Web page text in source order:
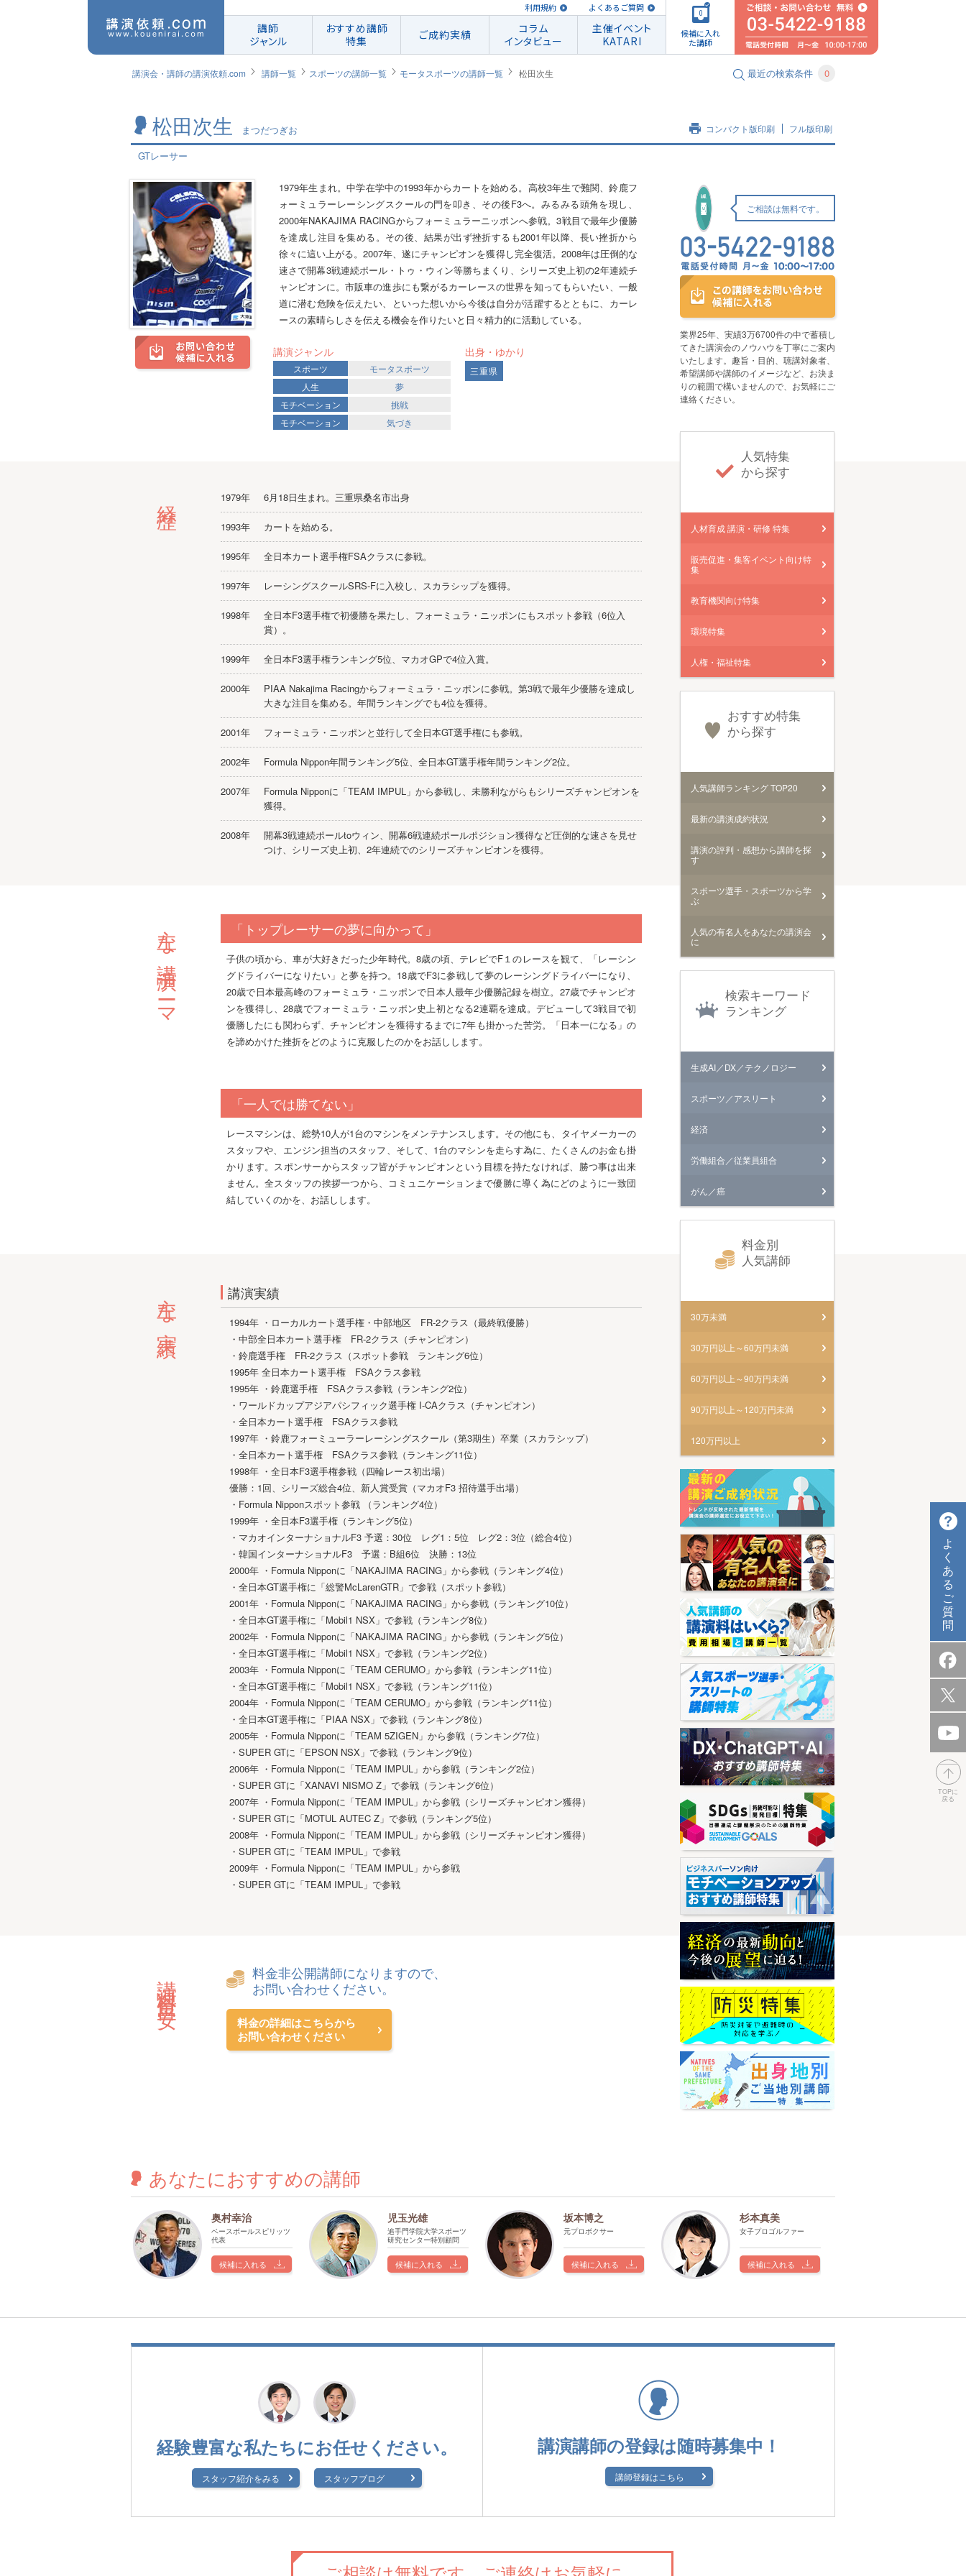
利用規約 よくあるご質問
講師
ジャンル
おすすめ講師
特集
ご成約実績
コラム
インタビュー
主催イベント
KATARI
0
候補に入れ
た講師
講演会・講師の講演依頼.com 講師一覧 スポーツの講師一覧 モータスポーツの講師一覧 松田次生 最近の検索条件 0
松田次生 まつだつぎお コンパクト版印刷 フル版印刷
GTレーサー
1979年生まれ。中学在学中の1993年からカートを始める。高校3年生で難関、鈴鹿フ
ォーミュラーレーシングスクールの門を叩き、その後F3へ。みるみる頭角を現し、
2000年NAKAJIMA RACINGからフォーミュラーニッポンへ参戦。3戦目で最年少優勝
を達成し注目を集める。その後、結果が出ず挫折するも2001年以降、長い挫折から
徐々に這い上がる。2007年、遂にチャンピオンを獲得し完全復活。2008年は圧倒的な
速さで開幕3戦連続ポール・トゥ・ウィン等勝ちまくり、シリーズ史上初の2年連続チ
ャンピオンに。市販車の進歩にも繋がるカーレースの世界を知ってもらいたい、一般
道に潜む危険を伝えたい、といった想いから今後は自分が活躍するとともに、カーレ
ースの素晴らしさを伝える機会を作りたいと日々精力的に活動している。
講演ジャンル
スポーツ
モータスポーツ
人生
夢
モチベーション
挑戦
モチベーション
気づき
出身・ゆかり
三重県
ご相談は無料です。
業界25年、実績3万6700件の中で蓄積し
てきた講演会のノウハウを丁寧にご案内
いたします。趣旨・目的、聴講対象者、
希望講師や講師のイメージなど、お決ま
りの範囲で構いませんので、お気軽にご
連絡ください。
人気特集
から探す
人材育成 講演・研修 特集
販売促進・集客イベント向け特
集
教育機関向け特集
環境特集
人権・福祉特集
おすすめ特集
から探す
人気講師ランキング TOP20
最新の講演成約状況
講演の評判・感想から講師を探
す
スポーツ選手・スポーツから学
ぶ
人気の有名人をあなたの講演会
に
検索キーワード
ランキング
生成AI／DX／テクノロジー
スポーツ／アスリート
経済
労働組合／従業員組合
がん／癌
料金別
人気講師
30万未満
30万円以上～60万円未満
60万円以上～90万円未満
90万円以上～120万円未満
120万円以上
1979年 6月18日生まれ。三重県桑名市出身
1993年 カートを始める。
1995年 全日本カート選手権FSAクラスに参戦。
1997年 レーシングスクールSRS-Fに入校し、スカラシップを獲得。
1998年
全日本F3選手権で初優勝を果たし、フォーミュラ・ニッポンにもスポット参戦（6位入
賞）。
1999年 全日本F3選手権ランキング5位、マカオGPで4位入賞。
2000年
PIAA Nakajima Racingからフォーミュラ・ニッポンに参戦。第3戦で最年少優勝を達成し
大きな注目を集める。年間ランキングでも4位を獲得。
2001年 フォーミュラ・ニッポンと並行して全日本GT選手権にも参戦。
2002年 Formula Nippon年間ランキング5位、全日本GT選手権年間ランキング2位。
2007年
Formula Nipponに「TEAM IMPUL」から参戦し、未勝利ながらもシリーズチャンピオンを
獲得。
2008年
開幕3戦連続ポールtoウィン、開幕6戦連続ポールポジション獲得など圧倒的な速さを見せ
つけ、シリーズ史上初、2年連続でのシリーズチャンピオンを獲得。
主な講演テーマ 「トップレーサーの夢に向かって」
子供の頃から、車が大好きだった少年時代。8歳の頃、テレビでF１のレースを観て、「レーシン
グドライバーになりたい」と夢を持つ。18歳でF3に参戦して夢のレーシングドライバーになり、
20歳で日本最高峰のフォーミュラ・ニッポンで日本人最年少優勝記録を樹立。27歳でチャンピオ
ンを獲得し、28歳でフォーミュラ・ニッポン史上初となる2連覇を達成。デビューして3戦目で初
優勝したにも関わらず、チャンピオンを獲得するまでに7年も掛かった苦労。「日本一になる」の
を諦めかけた挫折をどのように克服したのかをお話しします。
「一人では勝てない」
レースマシンは、総勢10人が1台のマシンをメンテナンスします。その他にも、タイヤメーカーの
スタッフや、エンジン担当のスタッフ、そして、1台のマシンを走らす為に、たくさんのお金も掛
かります。スポンサーからスタッフ皆がチャンピオンという目標を持たなければ、勝つ事は出来
ません。全スタッフの挨拶一つから、コミュニケーションまで優勝に導く為にどのように一致団
結していくのかを、お話しします。
主な実績 講演実績
1994年 ・ローカルカート選手権・中部地区 FR-2クラス（最終戦優勝）
・中部全日本カート選手権 FR-2クラス（チャンピオン）
・鈴鹿選手権 FR-2クラス（スポット参戦 ランキング6位）
1995年 全日本カート選手権 FSAクラス参戦
1995年 ・鈴鹿選手権 FSAクラス参戦（ランキング2位）
・ワールドカップアジアパシフィック選手権 I-CAクラス（チャンピオン）
・全日本カート選手権 FSAクラス参戦
1997年 ・鈴鹿フォーミューラーレーシングスクール（第3期生）卒業（スカラシップ）
・全日本カート選手権 FSAクラス参戦（ランキング11位）
1998年 ・全日本F3選手権参戦（四輪レース初出場）
優勝：1回、シリーズ総合4位、新人賞受賞（マカオF3 招待選手出場）
・Formula Nipponスポット参戦 （ランキング4位）
1999年 ・全日本F3選手権（ランキング5位）
・マカオインターナショナルF3 予選：30位 レグ1：5位 レグ2：3位（総合4位）
・韓国インターナショナルF3 予選：B組6位 決勝：13位
2000年 ・Formula Nipponに「NAKAJIMA RACING」から参戦（ランキング4位）
・全日本GT選手権に「総警McLarenGTR」で参戦（スポット参戦）
2001年 ・Formula Nipponに「NAKAJIMA RACING」から参戦（ランキング10位）
・全日本GT選手権に「Mobil1 NSX」で参戦（ランキング8位）
2002年 ・Formula Nipponに「NAKAJIMA RACING」から参戦（ランキング5位）
・全日本GT選手権に「Mobil1 NSX」で参戦（ランキング2位）
2003年 ・Formula Nipponに「TEAM CERUMO」から参戦（ランキング11位）
・全日本GT選手権に「Mobil1 NSX」で参戦（ランキング11位）
2004年 ・Formula Nipponに「TEAM CERUMO」から参戦（ランキング11位）
・全日本GT選手権に「PIAA NSX」で参戦（ランキング8位）
2005年 ・Formula Nipponに「TEAM 5ZIGEN」から参戦（ランキング7位）
・SUPER GTに「EPSON NSX」で参戦（ランキング9位）
2006年 ・Formula Nipponに「TEAM IMPUL」から参戦（ランキング2位）
・SUPER GTに「XANAVI NISMO Z」で参戦（ランキング6位）
2007年 ・Formula Nipponに「TEAM IMPUL」から参戦（シリーズチャンピオン獲得）
・SUPER GTに「MOTUL AUTEC Z」で参戦（ランキング5位）
2008年 ・Formula Nipponに「TEAM IMPUL」から参戦（シリーズチャンピオン獲得）
・SUPER GTに「TEAM IMPUL」で参戦
2009年 ・Formula Nipponに「TEAM IMPUL」から参戦
・SUPER GTに「TEAM IMPUL」で参戦
講演料金目安
料金非公開講師になりますので、
お問い合わせください。
料金の詳細はこちらから
お問い合わせください
あなたにおすすめの講師
奥村幸治
ベースボールスピリッツ
代表
候補に入れる
児玉光雄
追手門学院大学スポーツ
研究センター特別顧問
候補に入れる
坂本博之
元プロボクサー
候補に入れる
杉本真美
女子プロゴルファー
候補に入れる
経験豊富な私たちにお任せください。
スタッフ紹介をみる スタッフブログ
講演講師の登録は随時募集中！
講師登録はこちら
よ
く
あ
る
ご
質
問
TOPに
戻る